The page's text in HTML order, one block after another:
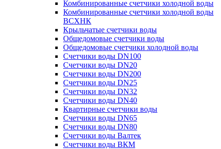
Комбинированные счетчики холодной воды
Комбинированные счетчики холодной воды
ВСХНК
Крыльчатые счетчики воды
Общедомовые счетчики воды
Общедомовые счетчики холодной воды
Счетчики воды DN100
Счетчики воды DN20
Счетчики воды DN200
Счетчики воды DN25
Счетчики воды DN32
Счетчики воды DN40
Квартирные счетчики воды
Счетчики воды DN65
Счетчики воды DN80
Счетчики воды Валтек
Счетчики воды ВКМ